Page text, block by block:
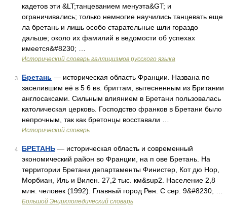
кадетов эти &LT;танцеванием менуэта&GT; и
ограничивались; только немногие научились танцевать еще
ла бретань и лишь особо старательные шли гораздо
дальше; около их фамилий в ведомости об успехах
имеется&#8230; …
Исторический словарь галлицизмов русского языка
3 Бретань — историческая область Франции. Названа по
заселившим её в 5 6 вв. бриттам, вытесненным из Британии
англосаксами. Сильным влиянием в Бретани пользовалась
католическая церковь. Господство франков в Бретани было
непрочным, так как бретонцы восставали …
Исторический словарь
4 БРЕТАНЬ — историческая область и современный
экономический район во Франции, на п ове Бретань. На
территории Бретани департаменты Финистер, Кот дю Нор,
Морбиан, Иль и Вилен. 27,2 тыс. км&sup2. Население 2,8
млн. человек (1992). Главный город Рен. С сер. 9&#8230; …
Большой Энциклопедический словарь